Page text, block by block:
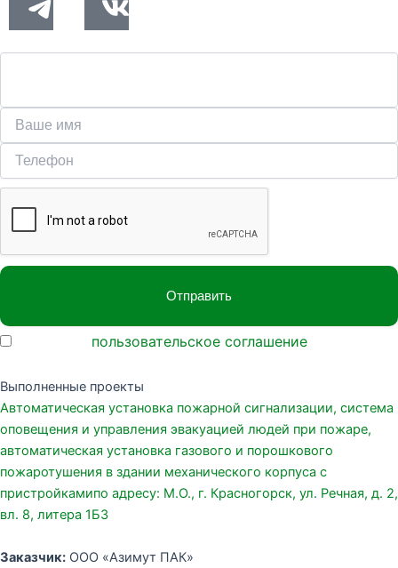
пользовательское соглашение
Выполненные проекты
Автоматическая установка пожарной сигнализации, система
оповещения и управления эвакуацией людей при пожаре,
автоматическая установка газового и порошкового
пожаротушения в здании механического корпуса с
пристройкамипо адресу: М.О., г. Красногорск, ул. Речная, д. 2,
вл. 8, литера 1Б3
Заказчик: ООО «Азимут ПАК»